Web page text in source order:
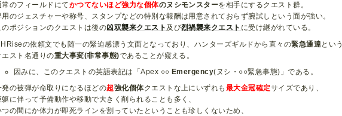
常のフィールドにてかつてないほど強力な個体のヌシモンスターを相手にするクエスト群。
用のジェスチャーや称号、スタンプなどの特別な報酬は用意されておらず腕試しという面が強い。
のポジションのクエストは後の凶双襲来クエスト 及び烈禍襲来クエスト に受け継がれている。
の依頼文でも随一の緊迫感漂う文面となっており、ハンターズギルドから直々の緊急通達という
エスト名通りの重大事変(非常事態)であることが窺える。
因みに、このクエストの英語表記は「Apex ○○ Emergency(ヌシ・○○緊急事態)」である。
発の被弾が命取りになるほどの超強化個体クエストな上にいずれも 最大金冠確定サイズであり、
躯に伴って予備動作や移動で大きく削られることも多く、
つの間にか体力が即死ラインを割っていたということも珍しくないため、